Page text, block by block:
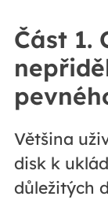
Část 1.
Většina
disk k
důležitých